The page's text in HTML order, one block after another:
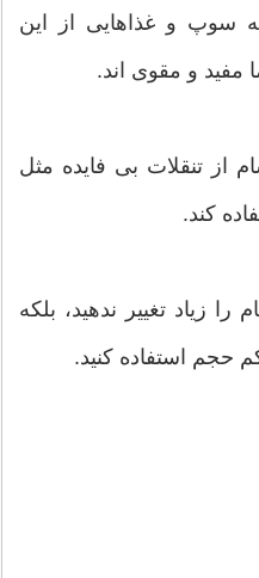
سوپ و غذاهایی از این
مفید و مقوی اند.
از تنقلات بی فایده مثل
كند.
زیاد تغییر ندهید، بلكه
حجم استفاده كنید.